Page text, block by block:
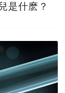
是什麽？